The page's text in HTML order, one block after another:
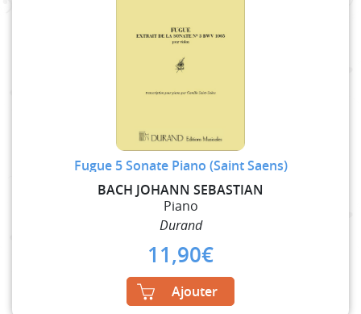
Fugue 5 Sonate Piano (Saint Saens)
BACH JOHANN SEBASTIAN
Piano
Durand
11,90€
Ajouter